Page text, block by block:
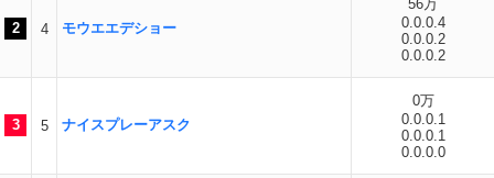
2 4 モウエエデショー
56万
0.0.0.4
0.0.0.2
0.0.0.2
3 5 ナイスプレーアスク
0万
0.0.0.1
0.0.0.1
0.0.0.0